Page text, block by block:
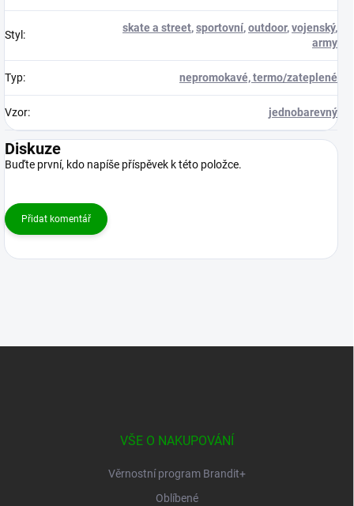
Styl :
skate a street,sportovní,outdoor,vojenský,
army
Typ: nepromokavé, termo/zateplené
Vzor: jednobarevný
Diskuze
Buďte první, kdo napíše příspěvek k této položce.
Přidat komentář
VŠE O NAKUPOVÁNÍ
Věrnostní program Brandit+
Oblíbené